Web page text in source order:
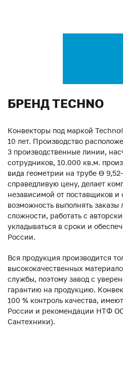
БРЕНД TECHNO
Конвекторы под маркой
10 лет. Производство
3 производственные линии,
сотрудников, 10.000 кв.м.
вида геометрии на трубе ϴ
справедливую цену, делает
независимой от поставщиков и
возможность выполнять заказы
сложности, работать с
укладываться в сроки и
России.
Вся продукция производится
высококачественных
службы, поэтому завод с
гарантию на продукцию.
100 % контроль качества,
России и рекомендации НТФ
Сантехники).